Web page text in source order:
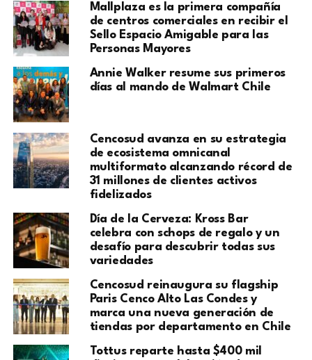
Mallplaza es la primera compañía
de centros comerciales en recibir el
Sello Espacio Amigable para las
Personas Mayores
Annie Walker resume sus primeros
días al mando de Walmart Chile
Cencosud avanza en su estrategia
de ecosistema omnicanal
multiformato alcanzando récord de
31 millones de clientes activos
fidelizados
Día de la Cerveza: Kross Bar
celebra con schops de regalo y un
desafío para descubrir todas sus
variedades
Cencosud reinaugura su flagship
Paris Cenco Alto Las Condes y
marca una nueva generación de
tiendas por departamento en Chile
Tottus reparte hasta $400 mil